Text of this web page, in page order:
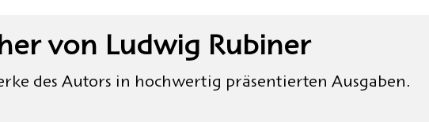
von Ludwig Rubiner
des Autors in hochwertig präsentierten Ausgaben.